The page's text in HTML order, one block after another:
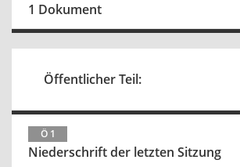
1 Dokument
Öffentlicher Teil:
Ö 1
Niederschrift der letzten Sitzung